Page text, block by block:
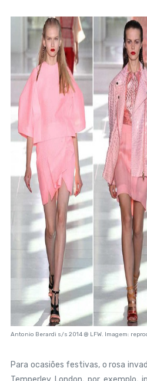
Antonio Berardi s/s 2014 @ LFW. Imagem:
Para ocasiões festivas, o rosa